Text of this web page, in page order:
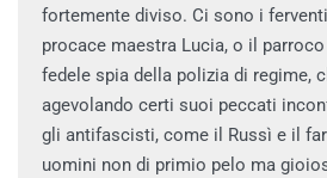
fortemente diviso. Ci sono i
procace maestra Lucia, o il
fedele spia della polizia di regime,
agevolando certi suoi peccati
gli antifascisti, come il Russì e il
uomini non di primio pelo ma